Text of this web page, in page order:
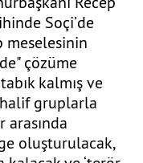
Soçi’de
çözüme
kalmış ve
gruplarla
oluşturulacak,